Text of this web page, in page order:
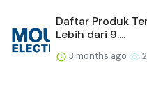
Daftar Produk
Lebih dari 9....
3 months ago